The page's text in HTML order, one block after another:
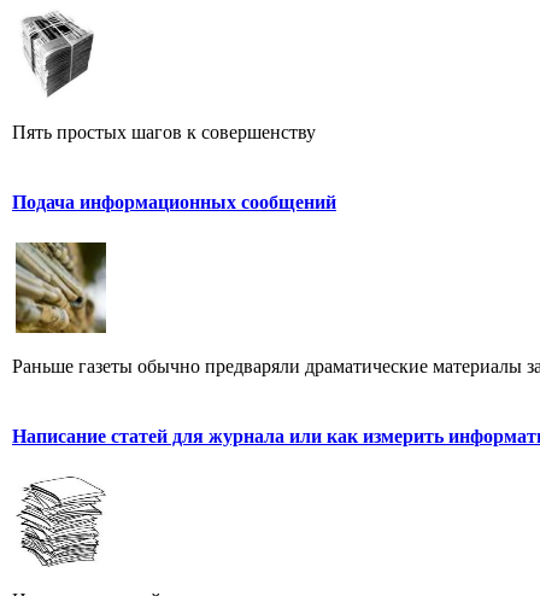
Пять простых шагов к совершенству
Подача информационных сообщений
Раньше газеты обычно предваряли драматические материалы
Написание статей для журнала или как измерить